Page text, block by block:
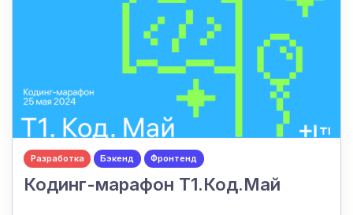
Разработка Бэкенд Фронтенд
Кодинг-марафон Т1.Код.Май